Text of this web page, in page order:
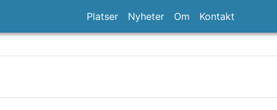
Platser Nyheter Om Kontakt